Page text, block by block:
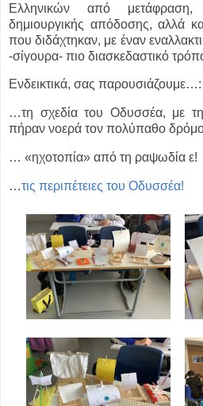
Ελληνικών από
δημιουργικής απόδοσης, αλλά
που διδάχτηκαν, με έναν
-σίγουρα- πιο διασκεδαστικό
Ενδεικτικά, σας παρουσιάζουμε…:
…τη σχεδία του Οδυσσέα, με
πήραν νοερά τον πολύπαθο
… «ηχοτοπία» από τη ραψωδία ε!
…τις περιπέτειες του Οδυσσέα!